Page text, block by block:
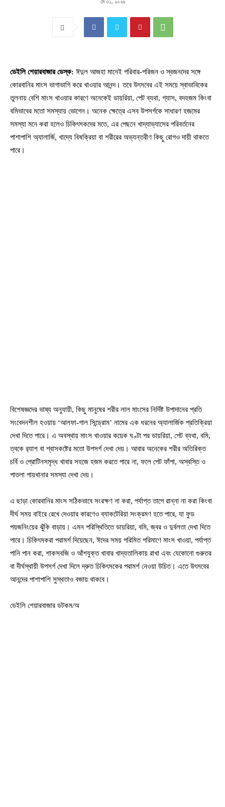
ডেইলি শেয়ারবাজার ডেস্ক: ঈদুল আজহা মানেই পরিবার-পরিজন ও স্বজনদের সঙ্গে
কোরবানির মাংস ভাগাভাগি করে খাওয়ার আনন্দ। তবে উৎসবের এই সময়ে স্বাভাবিকের
তুলনায় বেশি মাংস খাওয়ার কারণে অনেকেই ডায়রিয়া, পেট ব্যথা, গ্যাস, বদহজম কিংবা
বমিভাবের মতো সমস্যায় ভোগেন। অনেক ক্ষেত্রে এসব উপসর্গকে সাধারণ হজমের
সমস্যা মনে করা হলেও চিকিৎসকদের মতে, এর পেছনে খাদ্যাভ্যাসের পরিবর্তনের
পাশাপাশি অ্যালার্জি, খাদ্যে বিষক্রিয়া বা শরীরের অভ্যন্তরীণ কিছু রোগও দায়ী থাকতে
পারে।
বিশেষজ্ঞদের ভাষ্য অনুযায়ী, কিছু মানুষের শরীর লাল মাংসের নির্দিষ্ট উপাদানের প্রতি
সংবেদনশীল হওয়ায় ‘আলফা-গাল সিন্ড্রোম’ নামের এক ধরনের অ্যালার্জিক প্রতিক্রিয়া
দেখা দিতে পারে। এ অবস্থায় মাংস খাওয়ার কয়েক ঘণ্টা পর ডায়রিয়া, পেট ব্যথা, বমি,
ত্বকে র‍্যাশ বা শ্বাসকষ্টের মতো উপসর্গ দেখা দেয়। আবার অনেকের শরীর অতিরিক্ত
চর্বি ও প্রোটিনসমৃদ্ধ খাবার সহজে হজম করতে পারে না, ফলে পেট ফাঁপা, অস্বস্তি ও
পাতলা পায়খানার সমস্যা দেখা দেয়।
এ ছাড়া কোরবানির মাংস সঠিকভাবে সংরক্ষণ না করা, পর্যাপ্ত তাপে রান্না না করা কিংবা
দীর্ঘ সময় বাইরে রেখে দেওয়ার কারণেও ব্যাকটেরিয়া সংক্রমণ হতে পারে, যা ফুড
পয়জনিংয়ের ঝুঁকি বাড়ায়। এমন পরিস্থিতিতে ডায়রিয়া, বমি, জ্বর ও দুর্বলতা দেখা দিতে
পারে। চিকিৎসকরা পরামর্শ দিয়েছেন, ঈদের সময় পরিমিত পরিমাণে মাংস খাওয়া, পর্যাপ্ত
পানি পান করা, শাকসবজি ও আঁশযুক্ত খাবার খাদ্যতালিকায় রাখা এবং যেকোনো গুরুতর
বা দীর্ঘস্থায়ী উপসর্গ দেখা দিলে দ্রুত চিকিৎসকের পরামর্শ নেওয়া উচিত। এতে উৎসবের
আনন্দের পাশাপাশি সুস্থতাও বজায় থাকবে।
ডেইলি শেয়ারবাজার ডটকম/অ